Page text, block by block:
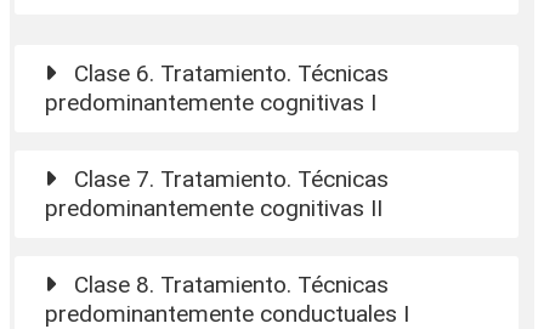
Clase 6. Tratamiento. Técnicas
predominantemente cognitivas I
Clase 7. Tratamiento. Técnicas
predominantemente cognitivas II
Clase 8. Tratamiento. Técnicas
predominantemente conductuales I